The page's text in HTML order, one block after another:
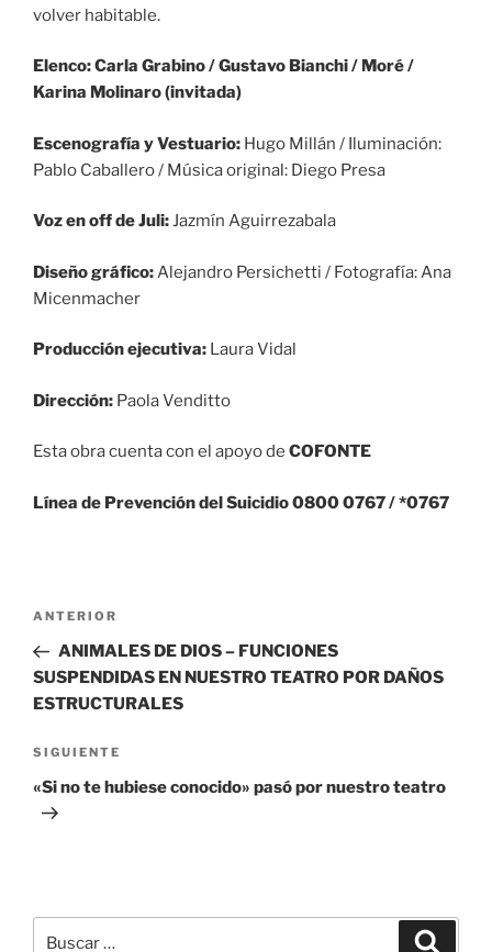
volver habitable.
Elenco: Carla Grabino / Gustavo Bianchi / Moré /
Karina Molinaro (invitada)
Escenografía y Vestuario: Hugo Millán / Iluminación:
Pablo Caballero / Música original: Diego Presa
Voz en off de Juli:Jazmín Aguirrezabala
Diseño gráfico:Alejandro Persichetti / Fotografía: Ana
Micenmacher
Producción ejecutiva: Laura Vidal
Dirección: Paola Venditto
Esta obra cuenta con el apoyo de COFONTE
Línea de Prevención del Suicidio 0800 0767 / *0767
Navegación
entradas
Entrada
anterior:
ANTERIOR
ANIMALES DE DIOS – FUNCIONES
SUSPENDIDAS EN NUESTRO TEATRO POR DAÑOS
ESTRUCTURALES
Siguiente
entrada
SIGUIENTE
«Si no te hubiese conocido» pasó por nuestro teatro